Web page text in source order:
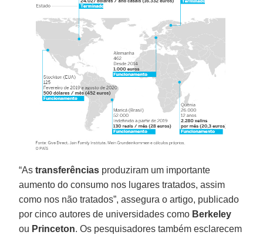
“Astransferências produziram um importante
aumento do consumo nos lugares tratados, assim
como nos não tratados”, assegura o artigo, publicado
por cinco autores de universidades como Berkeley
ou Princeton. Os pesquisadores também esclarecem